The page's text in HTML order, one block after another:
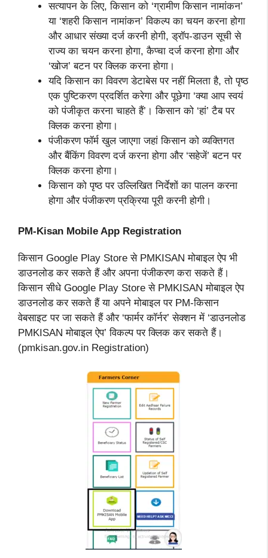
सत्यापन के लिए, किसान को ‘ग्रामीण किसान नामांकन’
या ‘शहरी किसान नामांकन’ विकल्प का चयन करना होगा
और आधार संख्या दर्ज करनी होगी, ड्रॉप-डाउन सूची से
राज्य का चयन करना होगा, कैप्चा दर्ज करना होगा और
‘खोज’ बटन पर क्लिक करना होगा।
यदि किसान का विवरण डेटाबेस पर नहीं मिलता है, तो पृष्ठ
एक पुष्टिकरण प्रदर्शित करेगा और पूछेगा ‘क्या आप स्वयं
को पंजीकृत करना चाहते हैं’। किसान को ‘हां’ टैब पर
क्लिक करना होगा।
पंजीकरण फॉर्म खुल जाएगा जहां किसान को व्यक्तिगत
और बैंकिंग विवरण दर्ज करना होगा और ‘सहेजें’ बटन पर
क्लिक करना होगा।
किसान को पृष्ठ पर उल्लिखित निर्देशों का पालन करना
होगा और पंजीकरण प्रक्रिया पूरी करनी होगी।
PM-Kisan Mobile App Registration
किसान Google Play Store से PMKISAN मोबाइल ऐप भी
डाउनलोड कर सकते हैं और अपना पंजीकरण करा सकते हैं।
किसान सीधे Google Play Store से PMKISAN मोबाइल ऐप
डाउनलोड कर सकते हैं या अपने मोबाइल पर PM-किसान
वेबसाइट पर जा सकते हैं और ‘फार्मर कॉर्नर’ सेक्शन में ‘डाउनलोड
PMKISAN मोबाइल ऐप’ विकल्प पर क्लिक कर सकते हैं।
(pmkisan.gov.in Registration)